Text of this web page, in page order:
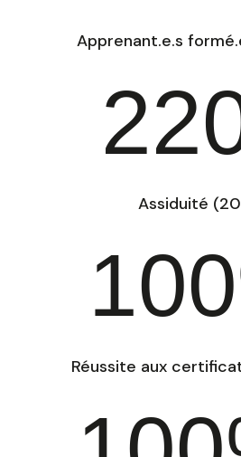
Apprenant.e.s
Assiduité
Réussite aux